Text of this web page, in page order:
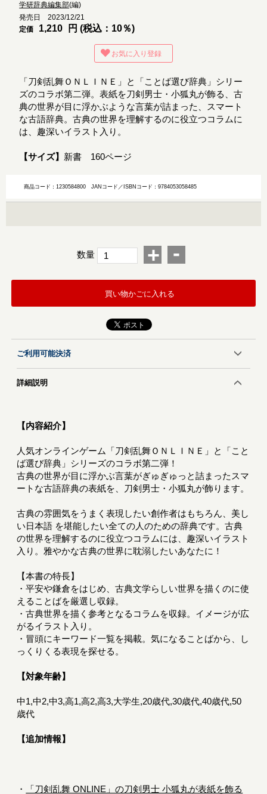
学研辞典編集部(編)
発売日 2023/12/21
定価
1,210 円 (税込：10％)
お気に入り登録
「刀剣乱舞ＯＮＬＩＮＥ」と「ことば選び辞典」シリー
ズのコラボ第二弾。表紙を刀剣男士・小狐丸が飾る、古
典の世界が目に浮かぶような言葉が詰まった、スマート
な古語辞典。古典の世界を理解するのに役立つコラムに
は、趣深いイラスト入り。
【サイズ】 新書 160ページ
商品コード：1230584800JANコード／ISBNコード：9784053058485
数量 + -
買い物かごに入れる
ご利用可能決済
詳細説明
【内容紹介】
人気オンラインゲーム「刀剣乱舞ＯＮＬＩＮＥ」と「こと
ば選び辞典」シリーズのコラボ第二弾！
古典の世界が目に浮かぶ言葉がぎゅぎゅっと詰まったスマ
ートな古語辞典の表紙を、刀剣男士・小狐丸が飾ります。
古典の雰囲気をうまく表現したい創作者はもちろん、美し
い日本語 を堪能したい全ての人のための辞典です。古典
の世界を理解するのに役立つコラムには、趣深いイラスト
入り。雅やかな古典の世界に耽溺したいあなたに！
【本書の特長】
・平安や鎌倉をはじめ、古典文学らしい世界を描くのに使
えることばを厳選し収録。
・古典世界を描く参考となるコラムを収録。イメージが広
がるイラスト入り。
・冒頭にキーワード一覧を掲載。気になることばから、し
っくりくる表現を探せる。
【対象年齢】
中1,中2,中3,高1,高2,高3,大学生,20歳代,30歳代,40歳代,50
歳代
【追加情報】
・ 「刀剣乱舞 ONLINE」の刀剣男士 小狐丸が表紙を飾る